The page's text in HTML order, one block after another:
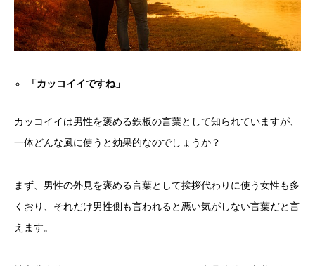
「カッコイイですね」
カッコイイは男性を褒める鉄板の言葉として知られていますが、
一体どんな風に使うと効果的なのでしょうか？
まず、男性の外見を褒める言葉として挨拶代わりに使う女性も多
くおり、それだけ男性側も言われると悪い気がしない言葉だと言
えます。